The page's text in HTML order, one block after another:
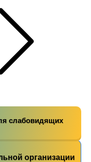
слабовидящих
организации